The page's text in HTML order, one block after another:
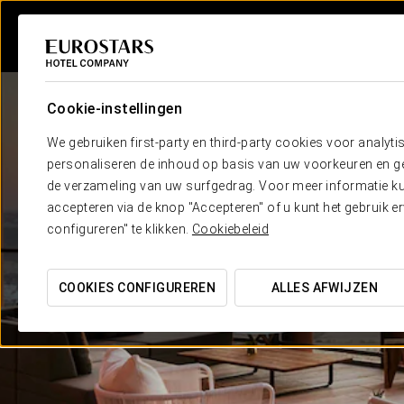
Cookie-instellingen
We gebruiken first-party en third-party cookies voor
personaliseren de inhoud op basis van uw voorkeuren en
de verzameling van uw surfgedrag. Voor meer informatie
accepteren via de knop "Accepteren" of u kunt het gebruik
configureren" te klikken. Cookiebeleid
COOKIES CONFIGUREREN ALLES AFWIJZEN